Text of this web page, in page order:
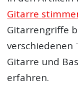
Gitarre
Gitarrengriffe
verschiedenen
Gitarre und
erfahren.